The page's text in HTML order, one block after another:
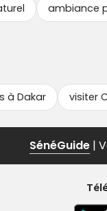
ambiance
à Dakar visiter
SénéGuide |